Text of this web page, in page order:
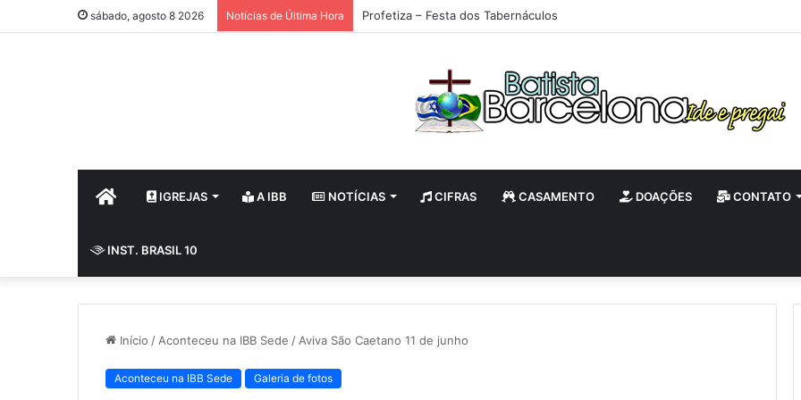
sábado, agosto 8 2026 Notícias de Última Hora Tarde Animada – Luz do Mundo
HOME IGREJAS A IBB NOTÍCIAS CIFRAS CASAMENTO DOAÇÕES CONTATO
INST. BRASIL 10
Início / Aconteceu na IBB Sede / Aviva São Caetano 11 de junho
Aconteceu na IBB Sede Galeria de fotos